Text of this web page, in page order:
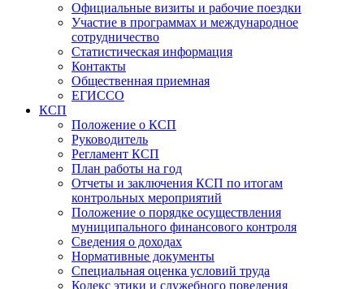
Официальные визиты и рабочие поездки
Участие в программах и международное
сотрудничество
Статистическая информация
Контакты
Общественная приемная
ЕГИССО
КСП
Положение о КСП
Руководитель
Регламент КСП
План работы на год
Отчеты и заключения КСП по итогам
контрольных мероприятий
Положение о порядке осуществления
муниципального финансового контроля
Сведения о доходах
Нормативные документы
Специальная оценка условий труда
Кодекс этики и служебного поведения